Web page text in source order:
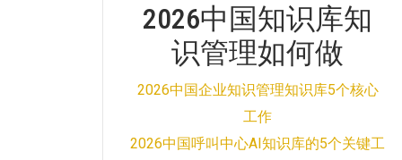
2026中国知识库知
识管理如何做
2026中国企业知识管理知识库5个核心
工作
2026中国呼叫中心AI知识库的5个关键工